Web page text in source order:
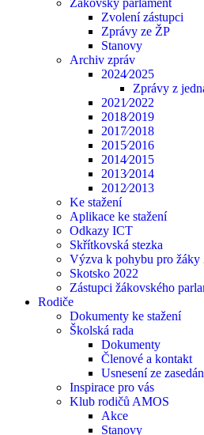
Žákovský parlament
Zvolení zástupci
Zprávy ze ŽP
Stanovy
Archiv zpráv
2024⁄2025
Zprávy z
2021⁄2022
2018⁄2019
2017⁄2018
2015⁄2016
2014⁄2015
2013⁄2014
2012⁄2013
Ke stažení
Aplikace ke stažení
Odkazy ICT
Skřítkovská stezka
Výzva k pohybu pro žáky
Skotsko 2022
Zástupci žákovského
Rodiče
Dokumenty ke stažení
Školská rada
Dokumenty
Členové a kontakt
Usnesení ze
Inspirace pro vás
Klub rodičů AMOS
Akce
Stanovy